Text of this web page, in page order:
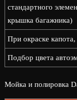
стандартного
крышка багажника)
При окраске
Подбор цвета
Мойка и полировка